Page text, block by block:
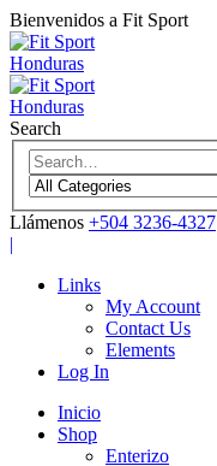
Bienvenidos a Fit Sport
Search
Llámenos +504 3236-4327
|
Links
My Account
Contact Us
Elements
Log In
Inicio
Shop
Enterizo